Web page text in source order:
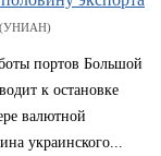
(УНИАН)
портов Большой
к остановке
валютной
украинского...